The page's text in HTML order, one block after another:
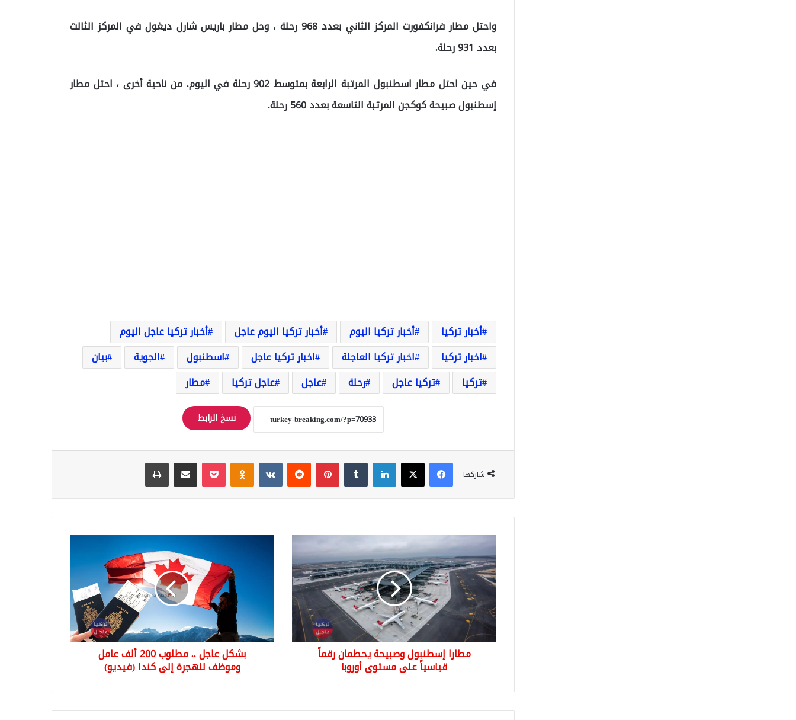
واحتل مطار فرانكفورت المركز الثاني بعدد 968 رحلة ، وحل مطار باريس شارل ديغول في المركز الثالث
بعدد 931 رحلة.
في حين احتل مطار اسطنبول المرتبة الرابعة بمتوسط ​​902 رحلة في اليوم. من ناحية أخرى ، احتل مطار
إسطنبول صبيحة كوكجن المرتبة التاسعة بعدد 560 رحلة.
أخبار تركيا أخبار تركيا اليوم أخبار تركيا اليوم عاجل
أخبار تركيا عاجل اليوم
اخبار تركيا
اخبار تركيا العاجلة اخبار تركيا عاجل اسطنبول الجوية
بيان
تركيا
تركيا عاجل رحلة عاجل عاجل تركيا مطار
نسخ الرابط
شاركها
فيسبوك ‫X لينكدإن بينتيريست
ط
ا
ر
ا
إ
س
ط
ن
و
مطارا إسطنبول وصبيحة يحطمان رقماً
قياسياً على مستوى أوروبا
ل
.
ل
بشكل عاجل .. مطلوب 200 ألف عامل
وموظف للهجرة إلى كندا (فيديو)